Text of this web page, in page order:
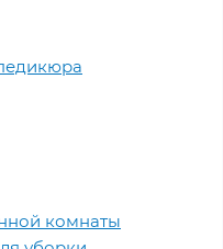
комнаты